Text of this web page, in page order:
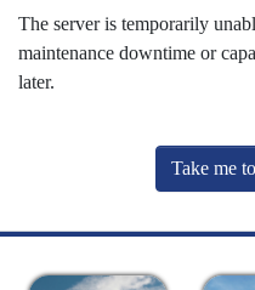
The server is temporarily
maintenance downtime or
later.
Take me